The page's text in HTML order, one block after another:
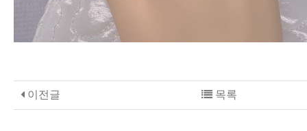
이전글 목록